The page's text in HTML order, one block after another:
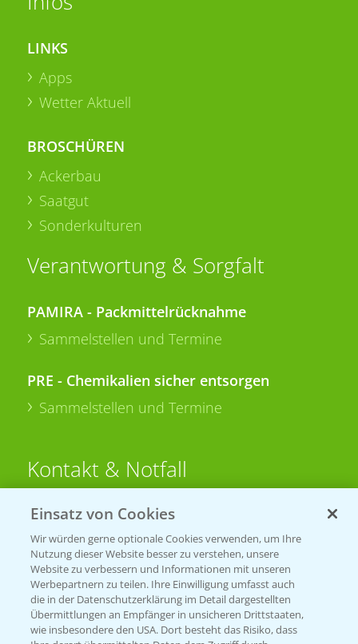
LINKS
Apps
Wetter Aktuell
BROSCHÜREN
Ackerbau
Saatgut
Sonderkulturen
Verantwortung & Sorgfalt
PAMIRA - Packmittelrücknahme
Sammelstellen und Termine
PRE - Chemikalien sicher entsorgen
Sammelstellen und Termine
Kontakt & Notfall
Beratung auf WhatsApp
T.+49 (0)174 346 564 1
KONTAKT
Hilfe in Notfällen
Einsatz von Cookies
Wir würden gerne optionale Cookies verwenden, um Ihre
Nutzung dieser Website besser zu verstehen, unsere
Website zu verbessern und Informationen mit unseren
Werbepartnern zu teilen. Ihre Einwilligung umfasst auch
die in der Datenschutzerklärung im Detail dargestellten
Übermittlungen an Empfänger in unsicheren Drittstaaten,
wie insbesondere den USA. Dort besteht das Risiko, dass